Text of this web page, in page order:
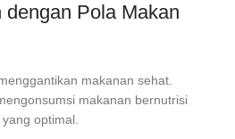
dengan Pola Makan
makanan sehat.
makanan bernutrisi
optimal.